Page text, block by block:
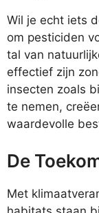
Wil je echt iets
om pesticiden
tal van
effectief zijn
insecten zoals
te nemen,
waardevolle
De
Met